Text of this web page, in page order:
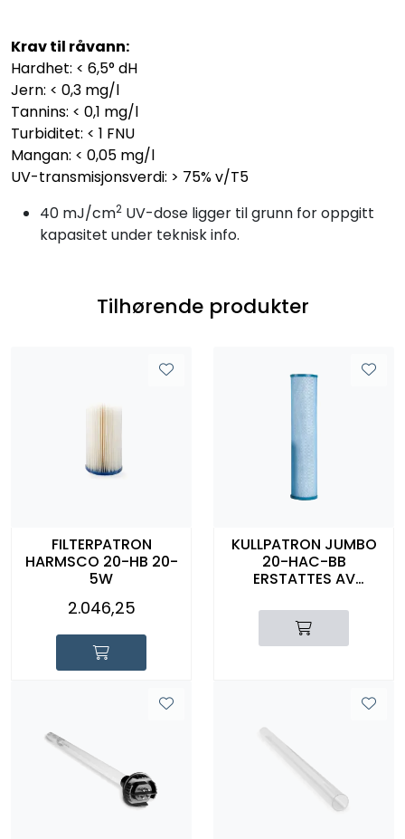
Krav til råvann:
Hardhet: < 6,5° dH
Jern: < 0,3 mg/l
Tannins: < 0,1 mg/l
Turbiditet: < 1 FNU
Mangan: < 0,05 mg/l
UV-transmisjonsverdi: > 75% v/T5
40 mJ/cm2 UV-dose ligger til grunn for oppgitt
kapasitet under teknisk info.
Tilhørende produkter
FILTERPATRON
HARMSCO 20-HB 20-
5W
2.046,25
KULLPATRON JUMBO
20-HAC-BB
ERSTATTES AV
5MY